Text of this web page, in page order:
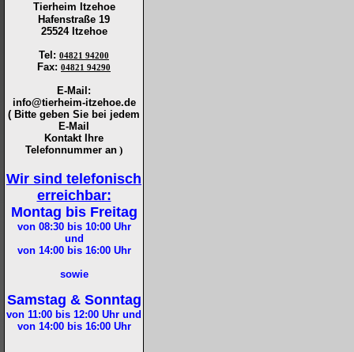
Tierheim Itzehoe
Hafenstraße 19
25524 Itzehoe
Tel : 04821 94200
Fax: 04821 94290
E-Mail:
info@tierheim-itzehoe.de
( Bitte geben Sie bei jedem
E-Mail
Kontakt Ihre
Telefonnummer an )
Wir sind telefonisch
erreichbar:
Montag bis Freitag
von 08:30 bis 10:00Uhr
und
von 14:00 bis 16:00Uhr
sowie
Samstag & Sonntag
von 11:00 bis 12:00 Uhr und
von 14:00 bis 16:00Uhr